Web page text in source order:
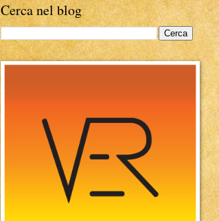
Cerca nel blog